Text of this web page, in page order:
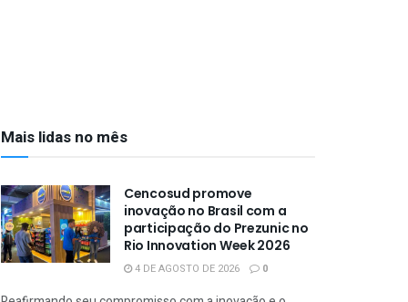
Mais lidas no mês
Cencosud promove
inovação no Brasil com a
participação do Prezunic no
Rio Innovation Week 2026
4 DE AGOSTO DE 2026 0